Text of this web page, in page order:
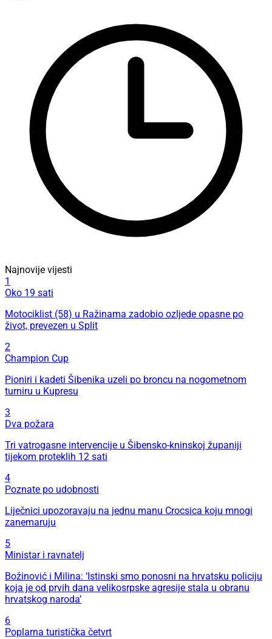
Najnovije vijesti
1
Oko 19 sati
Motociklist (58) u Ražinama zadobio ozljede opasne po
život, prevezen u Split
2
Champion Cup
Pioniri i kadeti Šibenika uzeli po broncu na nogometnom
turniru u Kupresu
3
Dva požara
Tri vatrogasne intervencije u Šibensko-kninskoj županiji
tijekom proteklih 12 sati
4
Poznate po udobnosti
Liječnici upozoravaju na jednu manu Crocsica koju mnogi
zanemaruju
5
Ministar i ravnatelj
Božinović i Milina: ‘Istinski smo ponosni na hrvatsku policiju
koja je od prvih dana velikosrpske agresije stala u obranu
hrvatskog naroda’
6
Poplarna turistička četvrt